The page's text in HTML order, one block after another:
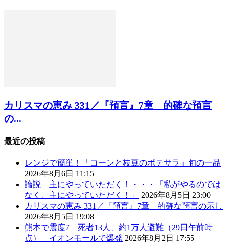
カリスマの恵み 331／『預言』7章 的確な預言
の...
最近の投稿
レンジで簡単！「コーンと枝豆のポテサラ」旬の一品
2026年8月6日 11:15
論説 主にやっていただく！・・・「私がやるのでは
なく、主にやっていただく！」
2026年8月5日 23:00
カリスマの恵み 331／『預言』7章 的確な預言の示し
2026年8月5日 19:08
熊本で震度7 死者13人、約1万人避難（29日午前時
点） イオンモールで爆発 2026年8月2日 17:55